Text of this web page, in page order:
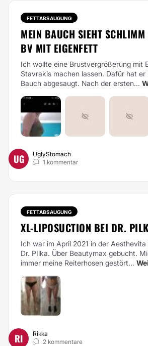
FETTABSAUGUNG
MEIN BAUCH SIEHT SCHLIMM
BV MIT EIGENFETT
Ich wollte eine Brustvergrößerung mit
Stavrakis machen lassen. Dafür hat er
Bauch abgesaugt. Nach der ersten...
UG
UglyStomach
1 kommentar
FETTABSAUGUNG
XL-LIPOSUCTION BEI DR.
Ich war im April 2021 in der Aesthevita
Dr. PIlka. Über Beautymax gebucht.
immer meine Reiterhosen gestört...
RI
Rikka
2 kommentare